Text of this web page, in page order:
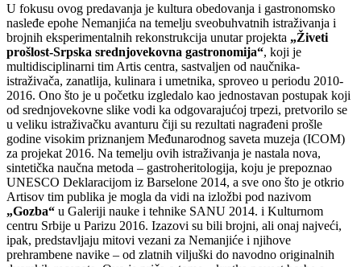
U fokusu ovog predavanja je kultura obedovanja i gastronomsko
nasleđe epohe Nemanjića na temelju sveobuhvatnih istraživanja i
brojnih eksperimentalnih rekonstrukcija unutar projekta „Živeti
prošlost-Srpska srednjovekovna gastronomija“, koji je
multidisciplinarni tim Artis centra, sastvaljen od naučnika-
istraživača, zanatlija, kulinara i umetnika, sproveo u periodu 2010-
2016. Ono što je u početku izgledalo kao jednostavan postupak koji
od srednjovekovne slike vodi ka odgovarajućoj trpezi, pretvorilo se
u veliku istraživačku avanturu čiji su rezultati nagrađeni prošle
godine visokim priznanjem Međunarodnog saveta muzeja (ICOM)
za projekat 2016. Na temelju ovih istraživanja je nastala nova,
sintetička naučna metoda – gastroheritologija, koju je prepoznao
UNESCO Deklaracijom iz Barselone 2014, a sve ono što je otkrio
Artisov tim publika je mogla da vidi na izložbi pod nazivom
„Gozba“ u Galeriji nauke i tehnike SANU 2014. i Kulturnom
centru Srbije u Parizu 2016. Izazovi su bili brojni, ali onaj najveći,
ipak, predstavljaju mitovi vezani za Nemanjiće i njihove
prehrambene navike – od zlatnih viljuški do navodno originalnih